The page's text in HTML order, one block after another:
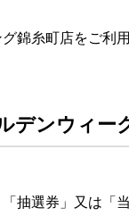
錦糸町店をご利
デンウィー
抽選券」又は「